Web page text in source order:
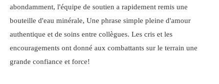
abondamment, l'équipe de soutien a rapidement remis une
bouteille d'eau minérale, Une phrase simple pleine d'amour
authentique et de soins entre collègues. Les cris et les
encouragements ont donné aux combattants sur le terrain une
grande confiance et force!